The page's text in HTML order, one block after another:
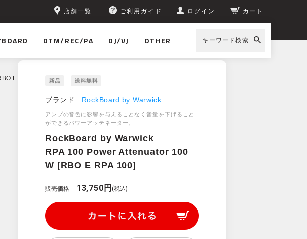
店舗一覧 ご利用ガイド ログイン カート
DTM/REC/PA DJ/VJ OTHER キーワード検索
E RPA 100]
ブランド : RockBoard by Warwick
アンプの音色に影響を与えることなく音量を下げること
ができるパワーアッテネーター。
RockBoard by Warwick
RPA 100 Power Attenuator 100
W [RBO E RPA 100]
販売価格 13,750円(税込)